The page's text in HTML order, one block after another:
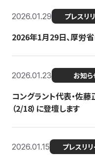
2026.01.29 プレスリ
2026年1月29日、厚労
2026.01.23 お知ら
コングラント代表・佐藤
（2/18）に登壇します
2026.01.15 プレスリ